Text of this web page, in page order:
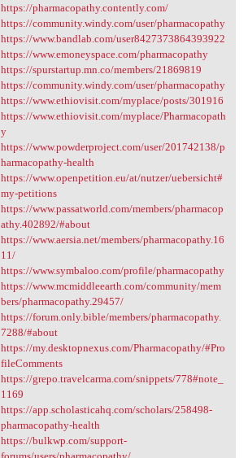
https://pharmacopathy.contently.com/
https://community.windy.com/user/pharmacopathy
https://www.bandlab.com/user8427373864393922
https://www.emoneyspace.com/pharmacopathy
https://spurstartup.mn.co/members/21869819
https://community.windy.com/user/pharmacopathy
https://www.ethiovisit.com/myplace/posts/301916
https://www.ethiovisit.com/myplace/Pharmacopath
y
https://www.powderproject.com/user/201742138/p
harmacopathy-health
https://www.openpetition.eu/at/nutzer/uebersicht#
my-petitions
https://www.passatworld.com/members/pharmacop
athy.402892/#about
https://www.aersia.net/members/pharmacopathy.16
11/
https://www.symbaloo.com/profile/pharmacopathy
https://www.mcmiddleearth.com/community/mem
bers/pharmacopathy.29457/
https://forum.only.bible/members/pharmacopathy.
7288/#about
https://my.desktopnexus.com/Pharmacopathy/#Pro
fileComments
https://grepo.travelcarma.com/snippets/778#note_
1169
https://app.scholasticahq.com/scholars/258498-
pharmacopathy-health
https://bulkwp.com/support-